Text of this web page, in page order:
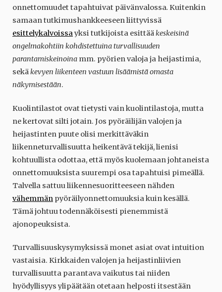
onnettomuudet tapahtuivat päivänvalossa. Kuitenkin
samaan tutkimushankkeeseen liittyvissä
esittelykalvoissayksi tutkijoista esittääkeskeisinä
ongelmakohtiin kohdistettuina turvallisuuden
parantamiskeinoina mm. pyörien valoja ja heijastimia,
sekäkevyen liikenteen vastuun lisäämistä omasta
näkymisestään.
Kuolintilastot ovat tietysti vain kuolintilastoja, mutta
ne kertovat silti jotain. Jos pyöräilijän valojen ja
heijastinten puute olisi merkittäväkin
liikenneturvallisuutta heikentävä tekijä, lienisi
kohtuullista odottaa, että myös kuolemaan johtaneista
onnettomuuksista suurempi osa tapahtuisi pimeällä.
Talvella sattuu liikennesuoritteeseen nähden
vähemmän pyöräilyonnettomuuksia kuin kesällä.
Tämä johtuu todennäköisesti pienemmistä
ajonopeuksista.
Turvallisuuskysymyksissä monet asiat ovat intuition
vastaisia. Kirkkaiden valojen ja heijastinliivien
turvallisuutta parantava vaikutus tai niiden
hyödyllisyys ylipäätään otetaan helposti itsestään